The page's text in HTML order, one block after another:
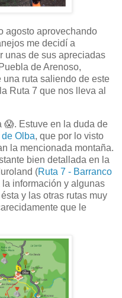
agosto aprovechando
me decidí a
unas de sus apreciadas
de Arenoso,
ruta saliendo de este
Ruta 7 que nos lleva al
😱. Estuve en la duda de
Olba, que por lo visto
la mencionada montaña.
bien detallada en la
(Ruta 7 - Barranco
información y algunas
y las otras rutas muy
que le